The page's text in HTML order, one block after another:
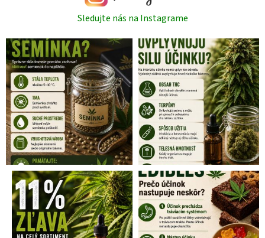
Sledujte nás na Instagrame